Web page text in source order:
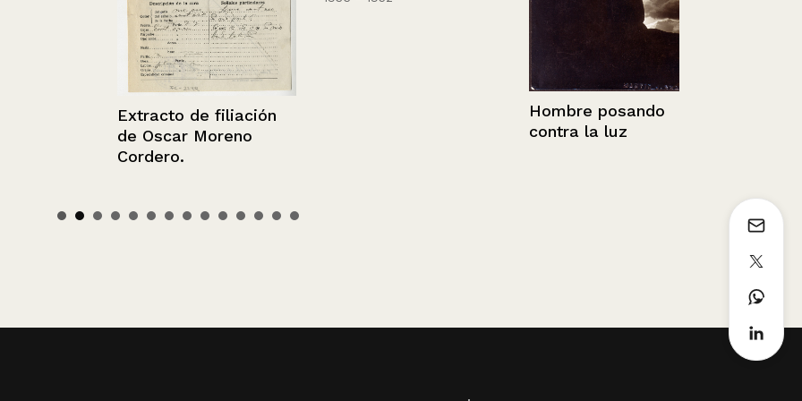
Extracto de filiación
de Oscar Moreno
Cordero.
Hombre posando
contra la luz